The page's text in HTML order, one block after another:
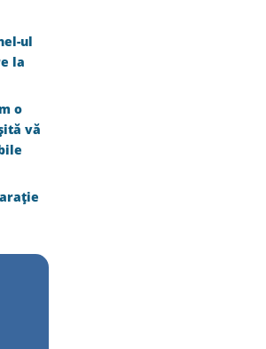
ul
la
o
vă